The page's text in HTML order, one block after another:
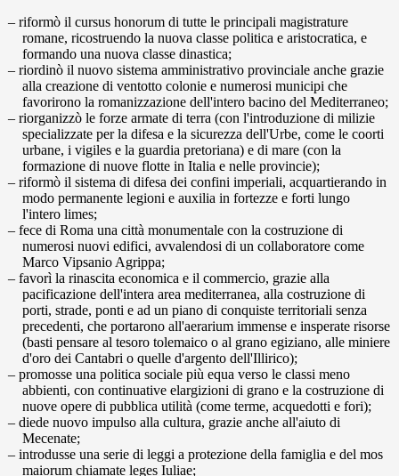
riformò il cursus honorum di tutte le principali magistrature
romane, ricostruendo la nuova classe politica e aristocratica, e
formando una nuova classe dinastica;
riordinò il nuovo sistema amministrativo provinciale anche grazie
alla creazione di ventotto colonie e numerosi municipi che
favorirono la romanizzazione dell'intero bacino del Mediterraneo;
riorganizzò le forze armate di terra (con l'introduzione di milizie
specializzate per la difesa e la sicurezza dell'Urbe, come le coorti
urbane, i vigiles e la guardia pretoriana) e di mare (con la
formazione di nuove flotte in Italia e nelle provincie);
riformò il sistema di difesa dei confini imperiali, acquartierando in
modo permanente legioni e auxilia in fortezze e forti lungo
l'intero limes;
fece di Roma una città monumentale con la costruzione di
numerosi nuovi edifici, avvalendosi di un collaboratore come
Marco Vipsanio Agrippa;
favorì la rinascita economica e il commercio, grazie alla
pacificazione dell'intera area mediterranea, alla costruzione di
porti, strade, ponti e ad un piano di conquiste territoriali senza
precedenti, che portarono all'aerarium immense e insperate risorse
(basti pensare al tesoro tolemaico o al grano egiziano, alle miniere
d'oro dei Cantabri o quelle d'argento dell'Illirico);
promosse una politica sociale più equa verso le classi meno
abbienti, con continuative elargizioni di grano e la costruzione di
nuove opere di pubblica utilità (come terme, acquedotti e fori);
diede nuovo impulso alla cultura, grazie anche all'aiuto di
Mecenate;
introdusse una serie di leggi a protezione della famiglia e del mos
maiorum chiamate leges Iuliae;